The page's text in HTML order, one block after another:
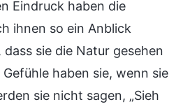
Eindruck haben die
ihnen so ein Anblick
sie die Natur gesehen
haben sie, wenn sie
sie nicht sagen, „Sieh